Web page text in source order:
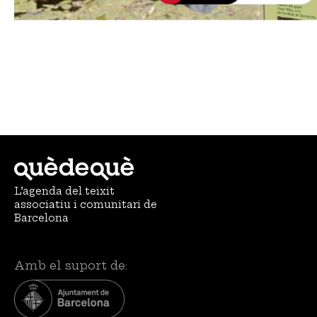
L’agenda del teixit
associatiu i comunitari de
Barcelona
Amb el suport de: